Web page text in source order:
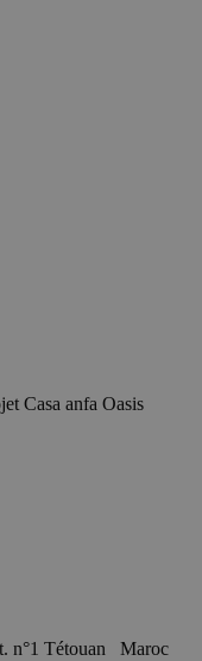
Casa anfa Oasis
n°1 Tétouan Maroc